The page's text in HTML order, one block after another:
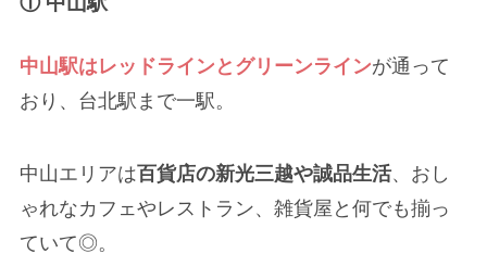
中山駅はレッドラインとグリーンラインが通って
おり、台北駅まで一駅。
中山エリアは百貨店の新光三越や誠品生活、おし
ゃれなカフェやレストラン、雑貨屋と何でも揃っ
ていて◎。